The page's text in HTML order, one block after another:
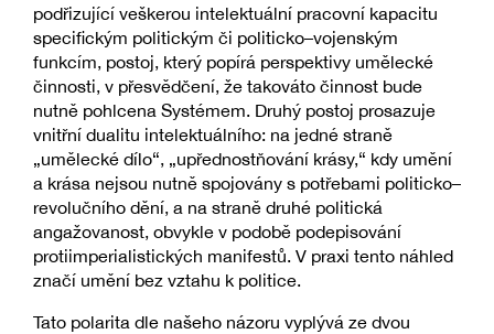
podřizující veškerou intelektuální pracovní kapacitu
specifickým politickým či politicko–vojenským
funkcím, postoj, který popírá perspektivy umělecké
činnosti, v přesvědčení, že takováto činnost bude
nutně pohlcena Systémem. Druhý postoj prosazuje
vnitřní dualitu intelektuálního: na jedné straně
„umělecké dílo“, „upřednostňování krásy,“ kdy umění
a krása nejsou nutně spojovány s potřebami politicko–
revolučního dění, a na straně druhé politická
angažovanost, obvykle v podobě podepisování
protiimperialistických manifestů. V praxi tento náhled
značí umění bez vztahu k politice.
Tato polarita dle našeho názoru vyplývá ze dvou